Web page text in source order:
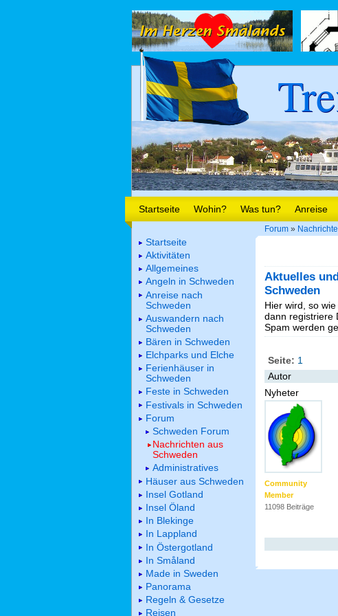
Startseite Wohin? Was tun? Anreise
Forum »
Aktuelles
Schweden
Hier wird, so
dann registriere
Spam werden
Seite: 1
Autor
Nyheter
Community
Member
11098 Beiträge
Startseite
Aktivitäten
Allgemeines
Angeln in Schweden
Anreise nach
Schweden
Auswandern nach
Schweden
Bären in Schweden
Elchparks und Elche
Ferienhäuser in
Schweden
Feste in Schweden
Festivals in Schweden
Forum
Schweden Forum
Nachrichten aus
Schweden
Administratives
Häuser aus Schweden
Insel Gotland
Insel Öland
In Blekinge
In Lappland
In Östergotland
In Småland
Made in Sweden
Panorama
Regeln & Gesetze
Reisen